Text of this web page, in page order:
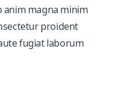
anim magna minim
proident
fugiat laborum